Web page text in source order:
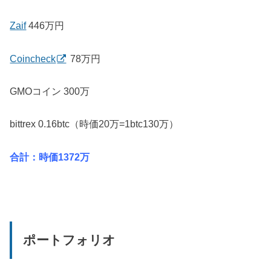
Zaif446万円
Coincheck 78万円
GMOコイン 300万
bittrex 0.16btc（時価20万=1btc130万）
合計：時価1372万
ポートフォリオ